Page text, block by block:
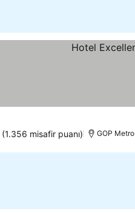
(1.356 misafir puanı) GOP